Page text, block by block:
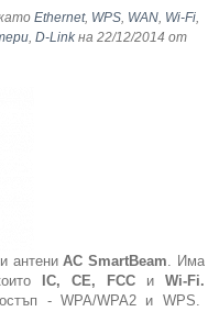
Ethernet, WPS, WAN, Wi-Fi,
,D-Link на 22/12/2014 от
антениAC SmartBeam. Има
IC, CE, FCCи Wi-Fi.
- WPA/WPA2 и WPS.